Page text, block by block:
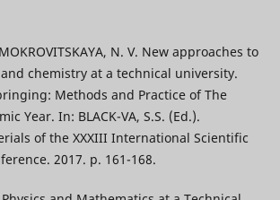
N. V. New approaches to
chemistry at a technical university.
Methods and Practice of The
Year. In: BLACK-VA, S.S. (Ed.).
of the XXXIII International Scientific
2017. p. 161-168.